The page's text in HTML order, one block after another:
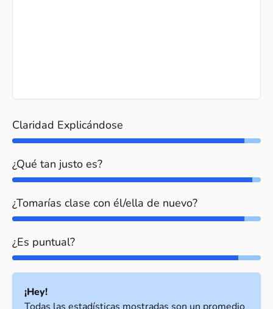
Claridad Explicándose
¿Qué tan justo es?
¿Tomarías clase con él/ella de nuevo?
¿Es puntual?
¡Hey!